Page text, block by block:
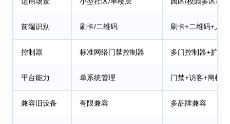
前端识别 刷卡/二维码 刷卡+二维码+人
控制器 标准网络门禁控制器 多门控制器+扩展
平台能力 单系统管理 门禁+访客+闸机
兼容旧设备 有限兼容 多品牌兼容